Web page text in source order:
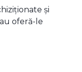
și
oferă-le